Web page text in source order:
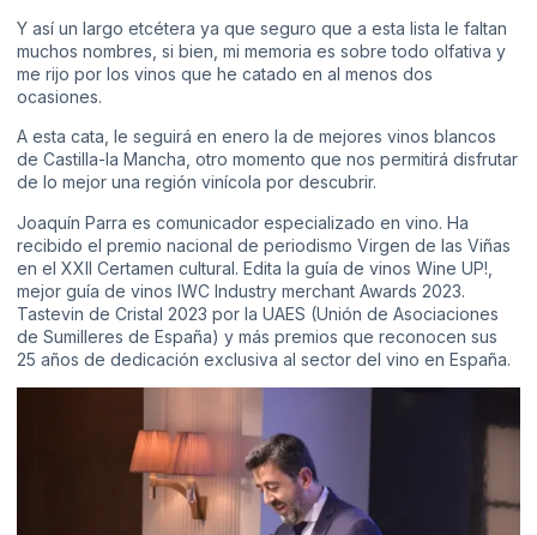
Y así un largo etcétera ya que seguro que a esta lista le faltan
muchos nombres, si bien, mi memoria es sobre todo olfativa y
me rijo por los vinos que he catado en al menos dos
ocasiones.
A esta cata, le seguirá en enero la de mejores vinos blancos
de Castilla-la Mancha, otro momento que nos permitirá disfrutar
de lo mejor una región vinícola por descubrir.
Joaquín Parra es comunicador especializado en vino. Ha
recibido el premio nacional de periodismo Virgen de las Viñas
en el XXII Certamen cultural. Edita la guía de vinos Wine UP!,
mejor guía de vinos IWC Industry merchant Awards 2023.
Tastevin de Cristal 2023 por la UAES (Unión de Asociaciones
de Sumilleres de España) y más premios que reconocen sus
25 años de dedicación exclusiva al sector del vino en España.